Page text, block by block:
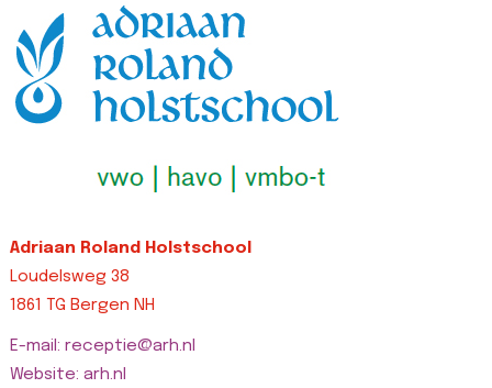
Adriaan Roland Holstschool
Loudelsweg 38
1861 TG Bergen NH
E-mail: receptie@arh.nl
Website: arh.nl